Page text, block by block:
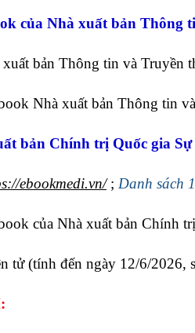
của Nhà xuất bản Thông
bản Thông tin và Truyền
Nhà xuất bản Thông tin
bản Chính trị Quốc gia
ebookmedi.vn/; Danh sách
của Nhà xuất bản Chính
tử (tính đến ngày 12/6/